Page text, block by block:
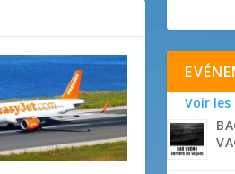
Voir les